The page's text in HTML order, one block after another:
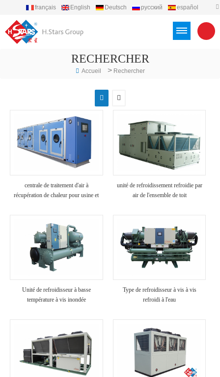
français English Deutsch русский
español
RECHERCHER
Accueil > Rechercher
centrale de traitement d'air à
récupération de chaleur pour usine et
unité de refroidissement refroidie par
air de l'ensemble de toit
Unité de refroidisseur à basse
température à vis inondée
Type de refroidisseur à vis à vis
refroidi à l'eau